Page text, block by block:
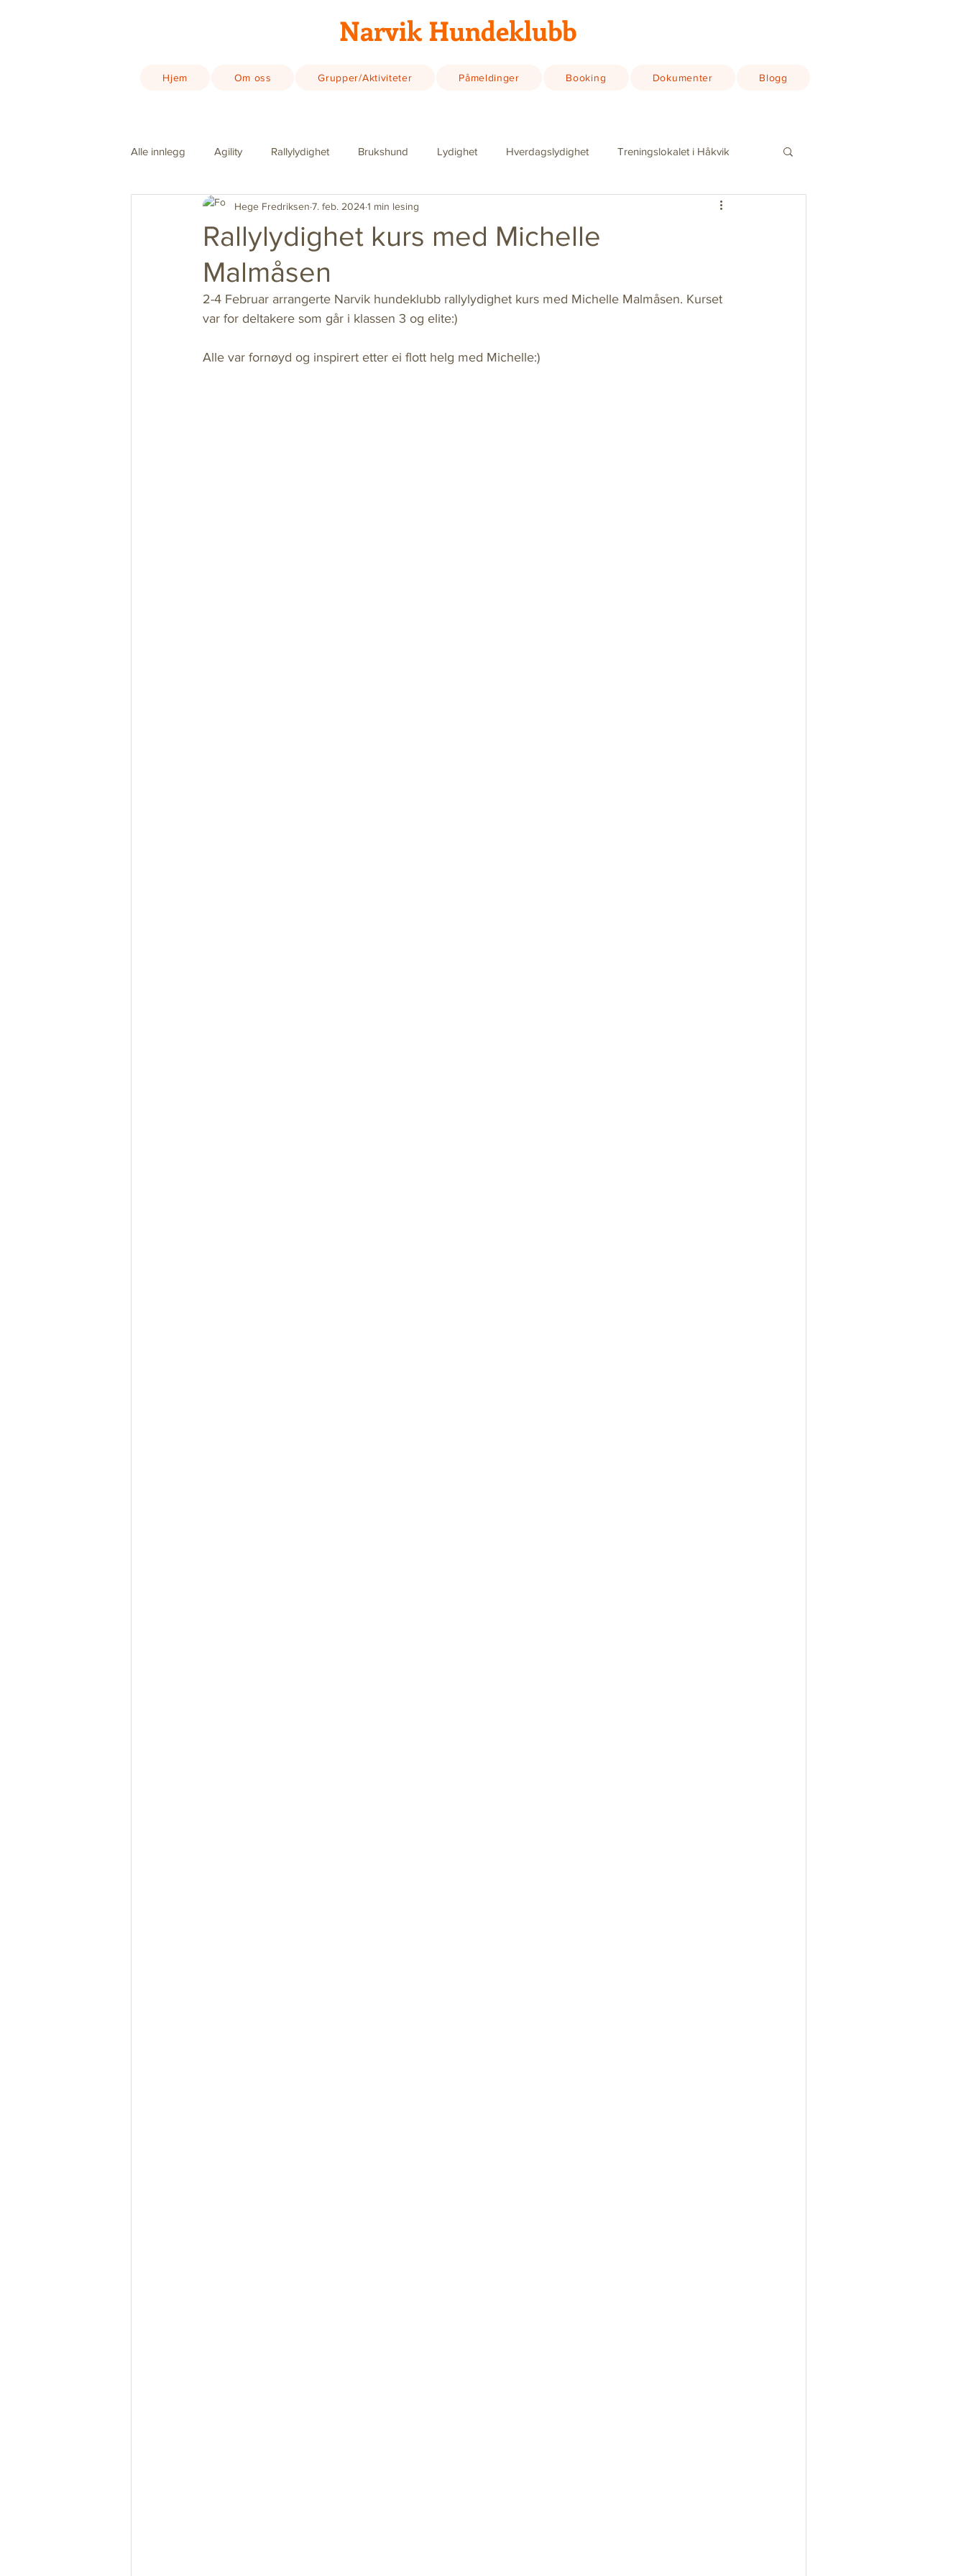
Narvik Hundeklubb
Hjem Om oss Grupper/Aktiviteter Påmeldinger Booking Dokumenter Blogg
Alle innlegg Agility Rallylydighet Brukshund Lydighet Hverdagslydighet Treningslokalet i Håkvik
Rallarutstillingen Konkurranse Kurs Hurra
Klubbhuset i Rombak Covid-19
Rallylydighet kurs med Michelle
Malmåsen
Hege Fredriksen 7. feb. 20241 min lesing
2-4 Februar arrangerte Narvik hundeklubb rallylydighet kurs med Michelle Malmåsen. Kurset
var for deltakere som går i klassen 3 og elite:)
Alle var fornøyd og inspirert etter ei flott helg med Michelle:)